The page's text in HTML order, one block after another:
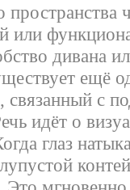
или
дивана
ещё
с
идёт о
глаз